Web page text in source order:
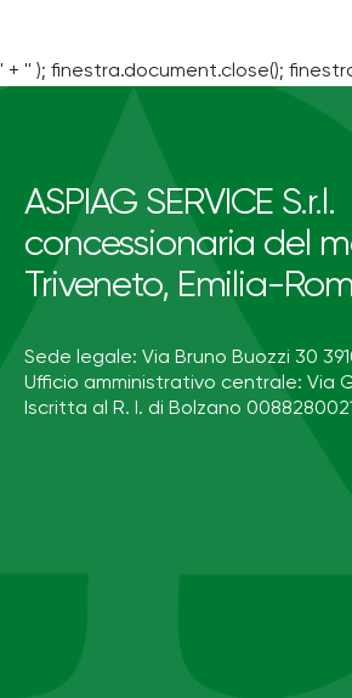
' + '' ); finestra.document.close();
ASPIAG SERVICE S.r.l.
concessionaria del
Triveneto, Emilia-
Sede legale: Via Bruno Buozzi 30
Ufficio amministrativo centrale: Via
Iscritta al R. I. di Bolzano